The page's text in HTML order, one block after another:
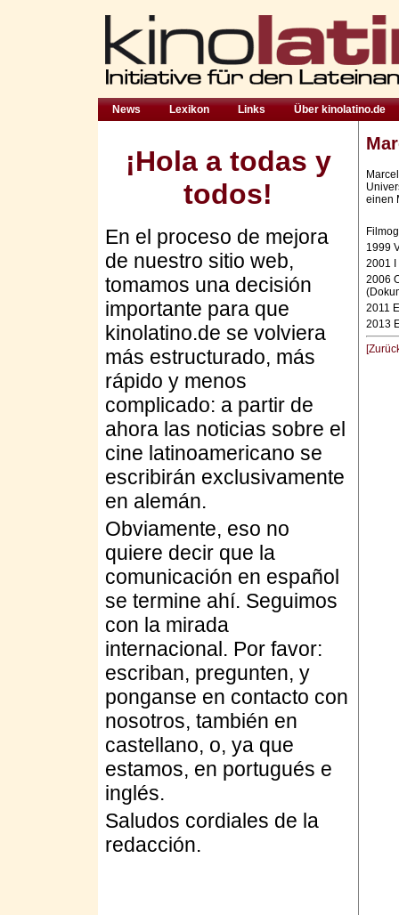
News Lexikon Links Über kinolatino.de
¡Hola a todas y
todos!
En el proceso de mejora
de nuestro sitio web,
tomamos una decisión
importante para que
kinolatino.de se volviera
más estructurado, más
rápido y menos
complicado: a partir de
ahora las noticias sobre el
cine latinoamericano se
escribirán exclusivamente
en alemán.
Obviamente, eso no
quiere decir que la
comunicación en español
se termine ahí. Seguimos
con la mirada
internacional. Por favor:
escriban, pregunten, y
ponganse en contacto con
nosotros, también en
castellano, o, ya que
estamos, en portugués e
inglés.
Saludos cordiales de la
redacción.
einen
1999
2001 I
2006
2011
2013